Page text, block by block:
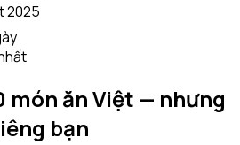
2025
món ăn Việt — nhưng
bạn